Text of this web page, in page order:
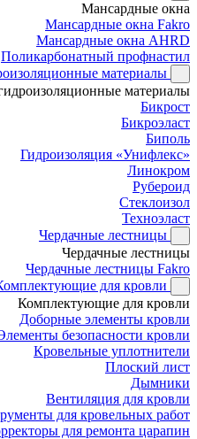
Мансардные окна
Мансардные окна Fakro
Мансардные окна AHRD
Поликарбонатный профнастил
материалы
материалы
Бикрост
Бикроэласт
Биполь
Гидроизоляция «Унифлекс»
Линокром
Рубероид
Стеклоизол
Техноэласт
Чердачные лестницы
Чердачные лестницы
Чердачные лестницы Fakro
для кровли
Комплектующие для кровли
Доборные элементы кровли
безопасности кровли
Кровельные уплотнители
Плоский лист
Дымники
Вентиляция для кровли
для кровельных работ
для ремонта царапин